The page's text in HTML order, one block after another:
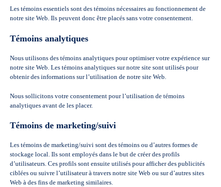
Les témoins essentiels sont des témoins nécessaires au fonctionnement de
notre site Web. Ils peuvent donc être placés sans votre consentement.
Témoins analytiques
Nous utilisons des témoins analytiques pour optimiser votre expérience sur
notre site Web. Les témoins analytiques sur notre site sont utilisés pour
obtenir des informations sur l’utilisation de notre site Web.
Nous sollicitons votre consentement pour l’utilisation de témoins
analytiques avant de les placer.
Témoins de marketing/suivi
Les témoins de marketing/suivi sont des témoins ou d’autres formes de
stockage local. Ils sont employés dans le but de créer des profils
d’utilisateurs. Ces profils sont ensuite utilisés pour afficher des publicités
ciblées ou suivre l’utilisateur à travers notre site Web ou sur d’autres sites
Web à des fins de marketing similaires.